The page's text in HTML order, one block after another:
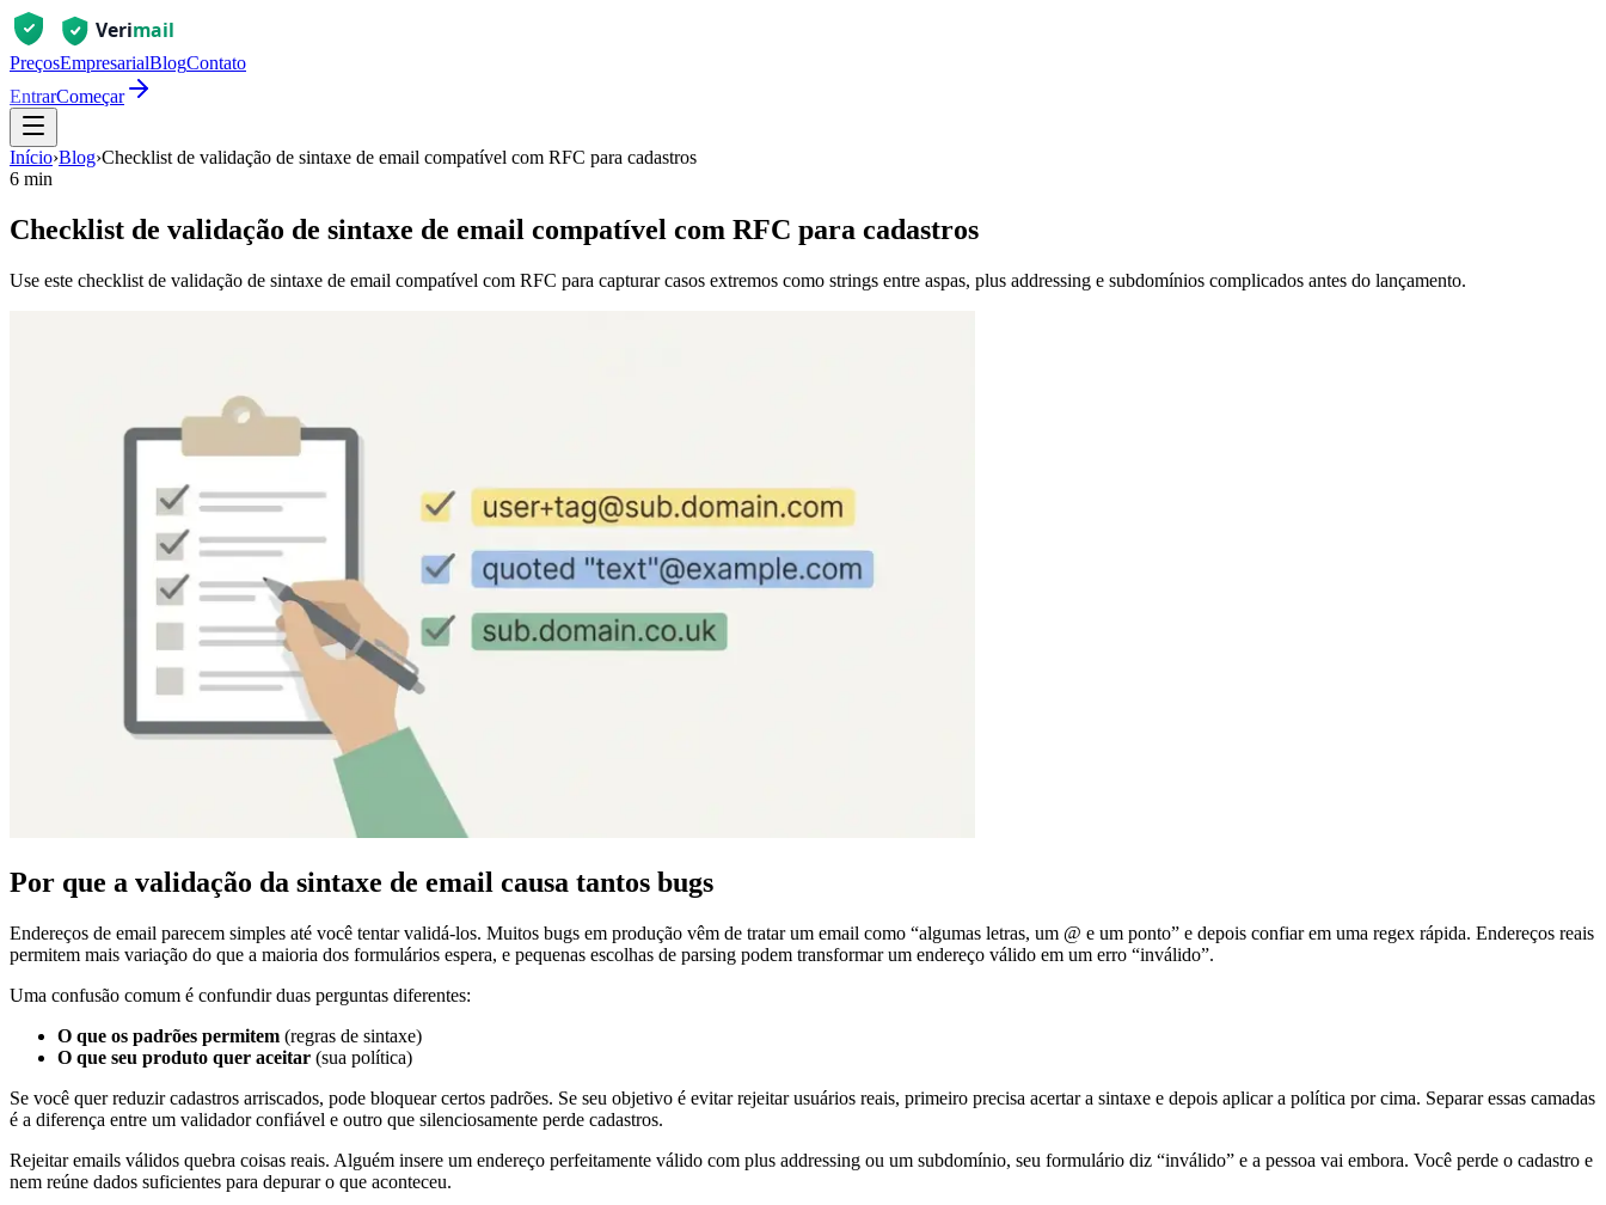
PreçosEmpresarialBlogContato
EntrarComeçar
Início›Blog›Checklist de validação de sintaxe de email compatível com RFC para cadastros
6 min
Checklist de validação de sintaxe de email compatível com RFC para cadastros
Use este checklist de validação de sintaxe de email compatível com RFC para capturar casos extremos como strings entre aspas, plus addressing e subdomínios complicados antes do lançamento.
Por que a validação da sintaxe de email causa tantos bugs
Endereços de email parecem simples até você tentar validá-los. Muitos bugs em produção vêm de tratar um email como “algumas letras, um @ e um ponto” e depois confiar em uma regex rápida. Endereços reais
permitem mais variação do que a maioria dos formulários espera, e pequenas escolhas de parsing podem transformar um endereço válido em um erro “inválido”.
Uma confusão comum é confundir duas perguntas diferentes:
O que os padrões permitem (regras de sintaxe)
O que seu produto quer aceitar (sua política)
Se você quer reduzir cadastros arriscados, pode bloquear certos padrões. Se seu objetivo é evitar rejeitar usuários reais, primeiro precisa acertar a sintaxe e depois aplicar a política por cima. Separar essas camadas
é a diferença entre um validador confiável e outro que silenciosamente perde cadastros.
Rejeitar emails válidos quebra coisas reais. Alguém insere um endereço perfeitamente válido com plus addressing ou um subdomínio, seu formulário diz “inválido” e a pessoa vai embora. Você perde o cadastro e
nem reúne dados suficientes para depurar o que aconteceu.